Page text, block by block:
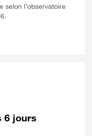
selon l’observatoire
6 jours